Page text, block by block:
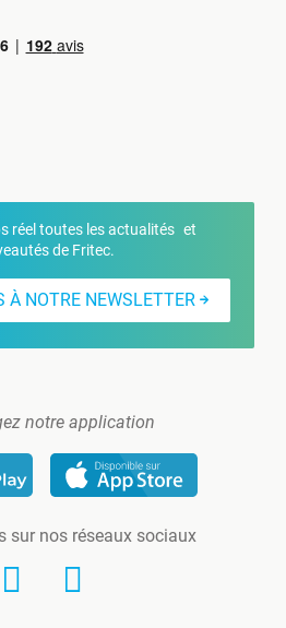
réel toutes les actualités et
de Fritec.
À NOTRE NEWSLETTER
notre application
sur nos réseaux sociaux